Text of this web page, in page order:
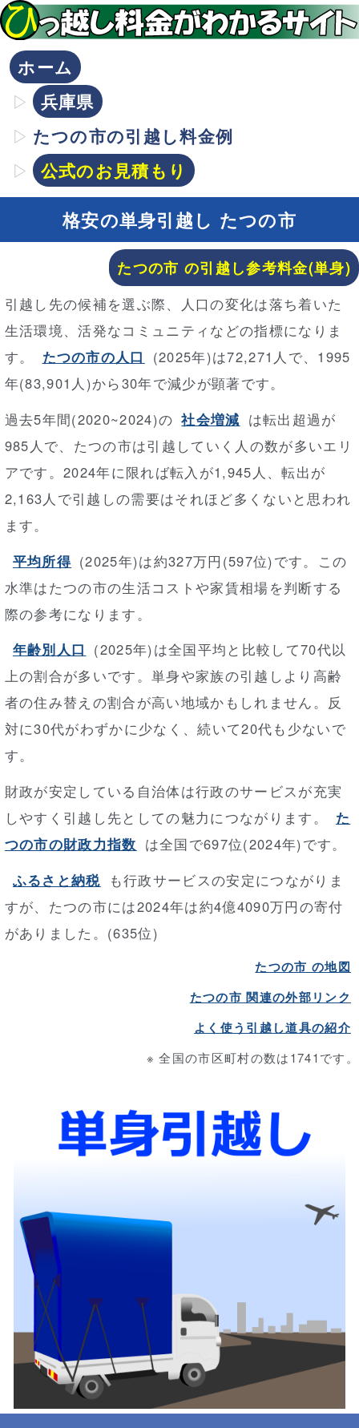
ホーム
兵庫県
たつの市の引越し料金例
公式のお見積もり
格安の単身引越し たつの市
たつの市 の引越し参考料金(単身)
引越し先の候補を選ぶ際、人口の変化は落ち着いた
生活環境、活発なコミュニティなどの指標になりま
す。
たつの市の人口
(2025年)は72,271人で、1995
年(83,901人)から30年で減少が顕著です。
過去5年間(2020~2024)の 社会増減 は転出超過が
985人で、たつの市は引越していく人の数が多いエリ
アです。2024年に限れば転入が1,945人、転出が
2,163人で引越しの需要はそれほど多くないと思われ
ます。
平均所得 (2025年)は約327万円(597位)です。この
水準はたつの市の生活コストや家賃相場を判断する
際の参考になります。
年齢別人口 (2025年)は全国平均と比較して70代以
上の割合が多いです。単身や家族の引越しより高齢
者の住み替えの割合が高い地域かもしれません。反
対に30代がわずかに少なく、続いて20代も少ないで
す。
財政が安定している自治体は行政のサービスが充実
しやすく引越し先としての魅力につながります。
た
つの市の財政力指数 は全国で697位(2024年)です。
ふるさと納税 も行政サービスの安定につながりま
すが、たつの市には2024年は約4億4090万円の寄付
がありました。(635位)
たつの市 の地図
たつの市 関連の外部リンク
よく使う引越し道具の紹介
※ 全国の市区町村の数は1741です。